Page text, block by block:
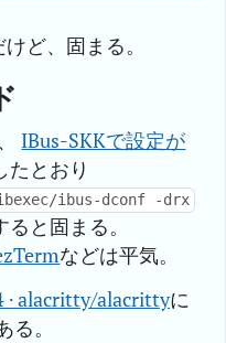
ど、固まる。
IBus-SKKで設定が
たとおり
ibus-dconf -drx
と固まる。
などは平気。
· alacritty/alacrittyに
る。